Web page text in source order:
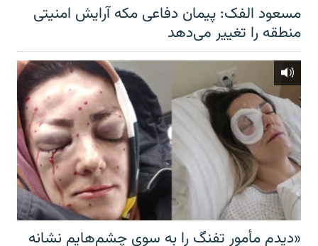
مسعود الفک: پیمان دفاعی مکه آرایش امنیتی
منطقه را تغییر می‌دهد
«دیدم مأمور تفنگ را به سوی چشم‌هایم نشانه